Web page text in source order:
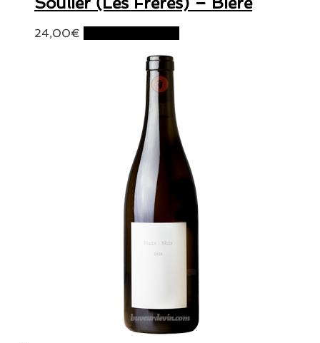
24,00€